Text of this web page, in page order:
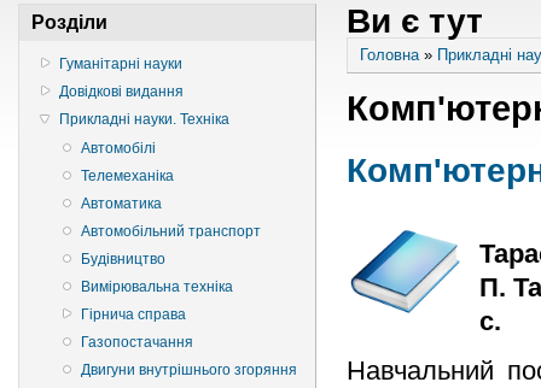
Розділи
Гуманітарні науки
Довідкові видання
Прикладні науки. Техніка
Автомобілі
Телемеханіка
Автоматика
Автомобільний транспорт
Будівництво
Вимірювальна техніка
Гірнича справа
Газопостачання
Двигуни внутрішнього згоряння
Ви є тут
Головна» Прикладні
П.
с.
Навчальний